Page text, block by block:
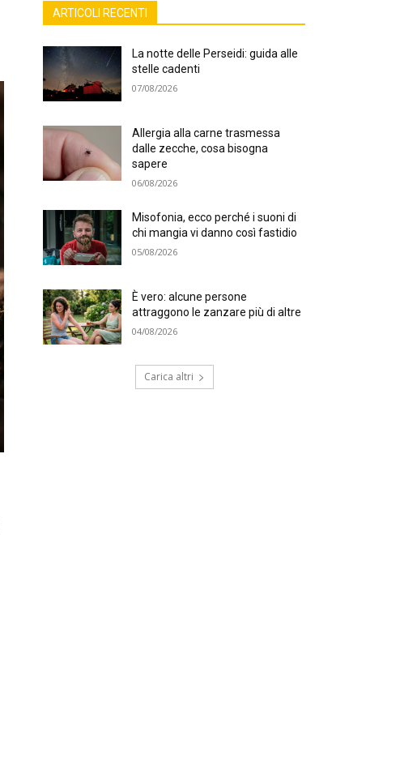
ARTICOLI RECENTI
La notte delle Perseidi: guida alle
stelle cadenti
07/08/2026
Allergia alla carne trasmessa
dalle zecche, cosa bisogna
sapere
06/08/2026
Misofonia, ecco perché i suoni di
chi mangia vi danno così fastidio
05/08/2026
È vero: alcune persone
attraggono le zanzare più di altre
04/08/2026
Carica altri